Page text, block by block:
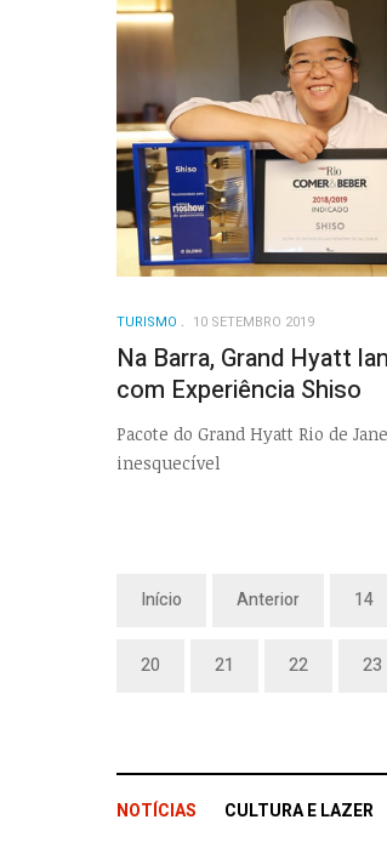
TURISMO 10 SETEMBRO 2019
Na Barra, Grand Hyatt
com Experiência Shiso
Pacote do Grand Hyatt Rio de
inesquecível
Início Anterior 14
20 21 22 23
NOTÍCIAS CULTURA E LAZER